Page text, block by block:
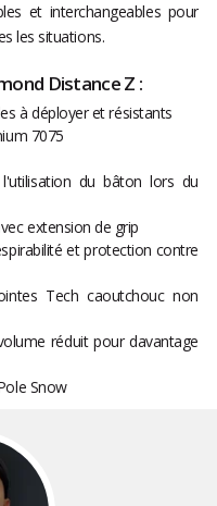
et interchangeables pour
les situations.
Distance Z :
à déployer et résistants
7075
du bâton lors du
extension de grip
et protection contre
Tech caoutchouc non
réduit pour davantage
Snow